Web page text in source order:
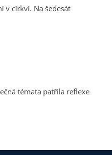
v církvi. Na šedesát